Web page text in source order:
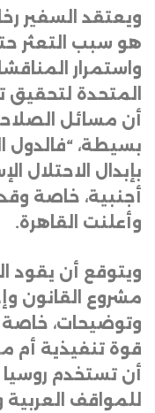
ويعتقد السفير
هو سبب التعثر
واستمرار
المتحدة لتحقيق
أن مسائل
بسيطة، “فالدول
بإبدال الاحتلال
أجنبية، خاصة
وأعلنت القاهرة.
ويتوقع أن يقود
مشروع القانون
وتوضيحات،
قوة تنفيذية أم
أن تستخدم روسيا
للمواقف